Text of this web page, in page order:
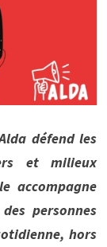
défend les
et milieux
accompagne
personnes
hors